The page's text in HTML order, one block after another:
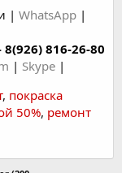
| WhatsApp |
8(926) 816-26-80
| Skype |
, покраска
50%, ремонт